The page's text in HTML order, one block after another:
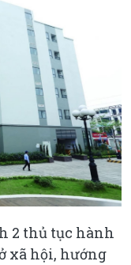
2 thủ tục hành
xã hội, hướng